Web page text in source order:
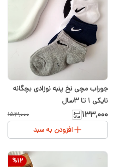
جوراب مچی نخ پنبه نوزادی بچگانه
نایکی ۱ تا ۳سال
۱۳۳٬۰۰۰ ۱۵۳٬۰۰۰
افزودن به سبد
%12